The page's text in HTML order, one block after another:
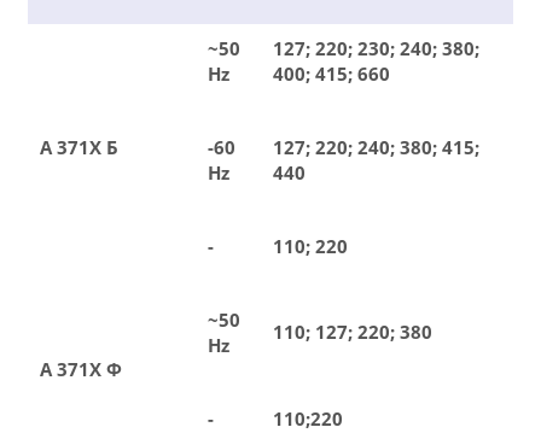
А 371Х Б
~50
Hz
127; 220; 230; 240; 380;
400; 415; 660
-60
Hz
127; 220; 240; 380; 415;
440
- 110; 220
А 371Х Ф
~50
Hz
110; 127; 220; 380
- 110;220